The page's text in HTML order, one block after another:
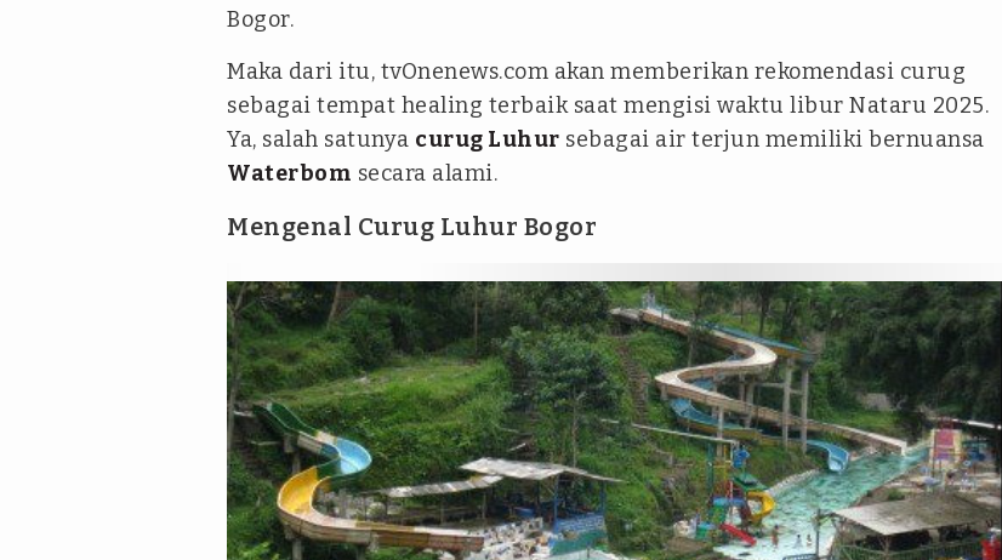
Bogor.
Maka dari itu, tvOnenews.com akan memberikan rekomendasi curug
sebagai tempat healing terbaik saat mengisi waktu libur Nataru 2025.
Ya, salah satunya curug Luhur sebagai air terjun memiliki bernuansa
Waterbom secara alami.
Mengenal Curug Luhur Bogor